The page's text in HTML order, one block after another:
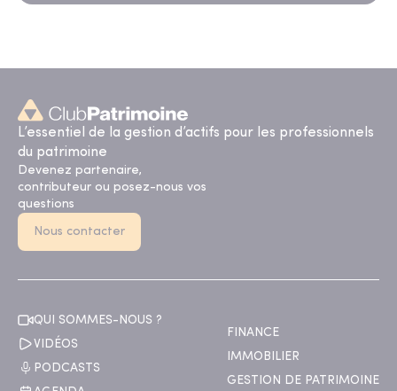
L’essentiel de la gestion d’actifs pour les professionnels
du patrimoine
Devenez partenaire,
contributeur ou posez-nous vos
questions
Nous contacter
QUI SOMMES-NOUS ?
VIDÉOS
PODCASTS
FINANCE
IMMOBILIER
GESTION DE PATRIMOINE